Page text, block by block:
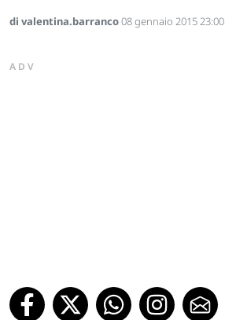
di valentina.barranco08 gennaio 2015 23:00
ADV